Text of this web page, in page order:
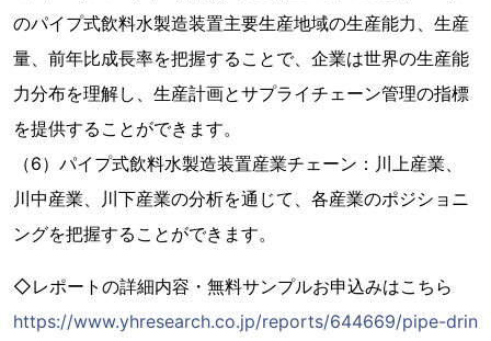
のパイプ式飲料水製造装置主要生産地域の生産能力、生産
量、前年比成長率を把握することで、企業は世界の生産能
力分布を理解し、生産計画とサプライチェーン管理の指標
を提供することができます。
（6）パイプ式飲料水製造装置産業チェーン：川上産業、
川中産業、川下産業の分析を通じて、各産業のポジショニ
ングを把握することができます。
◇レポートの詳細内容・無料サンプルお申込みはこちら
https://www.yhresearch.co.jp/reports/644669/pipe-drin